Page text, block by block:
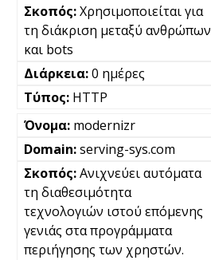
Χρησιμοποιείται για
τη διάκριση μεταξύ ανθρώπων
και bots
0 ημέρες
HTTP
modernizr
serving-sys.com
Ανιχνεύει αυτόματα
τη διαθεσιμότητα
τεχνολογιών ιστού επόμενης
γενιάς στα προγράμματα
περιήγησης των χρηστών.